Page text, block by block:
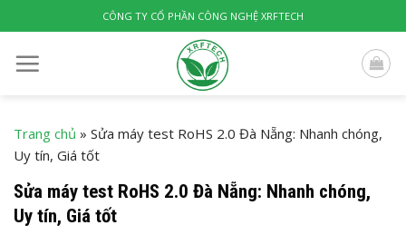
to
content
CÔNG TY CỔ PHẦN CÔNG NGHỆ XRFTECH
Trang chủ » Sửa máy test RoHS 2.0 Đà Nẵng: Nhanh chóng,
Uy tín, Giá tốt
Sửa máy test RoHS 2.0 Đà Nẵng: Nhanh chóng,
Uy tín, Giá tốt